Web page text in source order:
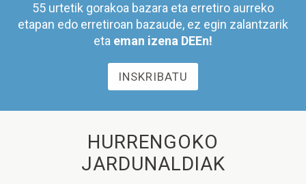
55 urtetik gorakoa bazara eta erretiro aurreko
etapan edo erretiroan bazaude, ez egin zalantzarik
eta eman izena DEEn!
INSKRIBATU
HURRENGOKO
JARDUNALDIAK